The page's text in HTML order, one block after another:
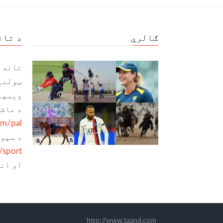
ګالري د
د
pal
د
sport
او
http://www.taand.com